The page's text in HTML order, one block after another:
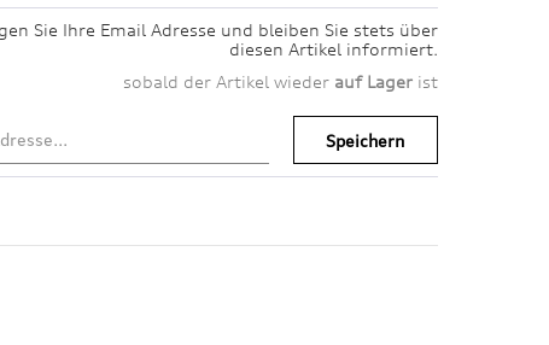
Sie Ihre Email Adresse und bleiben Sie stets über
diesen Artikel informiert.
sobald der Artikel wieder auf Lagerist
Speichern